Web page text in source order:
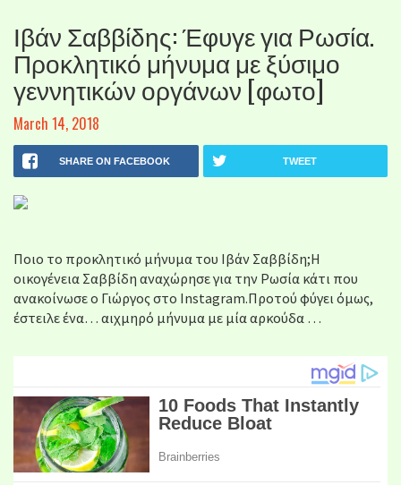
Ιβάν Σαββίδης: Έφυγε για Ρωσία.
Προκλητικό μήνυμα με ξύσιμο
γεννητικών οργάνων [φωτο]
March 14, 2018
SHARE ON FACEBOOK TWEET
Ποιο το προκλητικό μήνυμα του Ιβάν Σαββίδη;Η
οικογένεια Σαββίδη αναχώρησε για την Ρωσία κάτι που
ανακοίνωσε ο Γιώργος στο Instagram.Προτού φύγει όμως,
έστειλε ένα… αιχμηρό μήνυμα με μία αρκούδα …